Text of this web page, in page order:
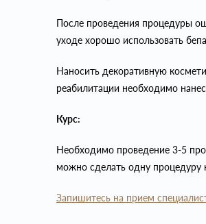
После проведения процедуры
уходе хорошо использовать
Наносить декоративную
реабилитации необходимо
Курс:
Необходимо проведение 3-5
можно сделать одну процедуру
Запишитесь на прием